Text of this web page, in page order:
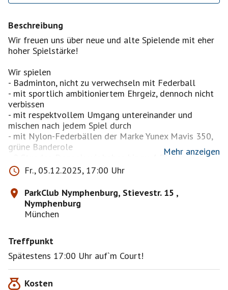
Beschreibung
Wir freuen uns über neue und alte Spielende mit eher
hoher Spielstärke!
Wir spielen
- Badminton, nicht zu verwechseln mit Federball
- mit sportlich ambitioniertem Ehrgeiz, dennoch nicht
verbissen
- mit respektvollem Umgang untereinander und
mischen nach jedem Spiel durch
- mit Nylon-Federbällen der Marke Yunex Mavis 350,
grüne Banderole
- 2 Stunden Doppel; wir haben bis zu 4 Plätze von 17-
19h.
^^^^^^^^^^^^^^^^^^^^^^^^^^^^^^^^^^
Bestätigt wird in der Reihenfolge der Anmeldungen
(außer ich kenne jemanden nicht).
Donnerstag 14:00 Uhr bestätigt, wenn wir laut
Anmeldungen einen zweiten/dritten/vierten Platz voll
bekommen (also mindestens 7/11/15 Anmeldungen
insgesamt).
^^^^^^^^^^^^^^^^^^^^^^^^^^^^^^^^^^
Mehr anzeigen
Fr., 05.12.2025, 17:00 Uhr
ParkClub Nymphenburg, Stievestr. 15 ,
Nymphenburg
München
Treffpunkt
Spätestens 17:00 Uhr auf`m Court!
Kosten